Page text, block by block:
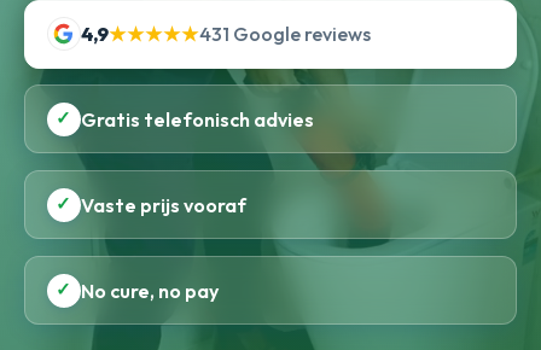
4,9★★★★★431 Google reviews
✓ Gratis telefonisch advies
✓ Vaste prijs vooraf
✓ No cure, no pay